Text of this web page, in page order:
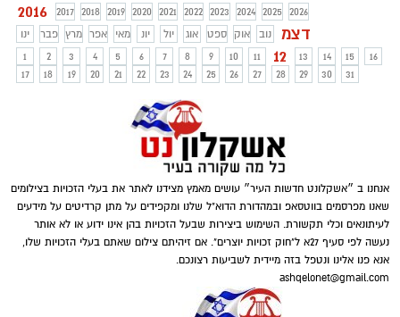
2016 2017 2018 2019 2020 2021 2022 2023 2024 2025
2026
ינו
פבר מרץ אפר מאי יונ יול אוג ספט אוק נוב דצמ
1 2 3 4 5 6 7 8 9 10 11 12 13 14 15
16
17
18 19 20 21 22 23 24 25 26 27 28 29 30 31
אנחנו ב ״אשקלונט חדשות העיר״ עושים מאמץ מצידנו לאתר את בעלי הזכויות בצילומים
שאנו מפרסמים בווטסאפ ובמהדורת הדוא"ל שלנו ומקפידים על מתן קרדיטים על מידעים
לעיתונאים וכלי תקשורת. השימוש ביצירות שבעל הזכויות בהן אינו ידוע או לא אותר
נעשה לפי סעיף 27א ל"חוק זכויות יוצרים". אם זיהיתם צילום שאתם בעלי הזכויות שלו,
אנא פנו אלינו ונטפל בזה מיידית לשביעות רצונכם.
ashqelonet@gmail.com